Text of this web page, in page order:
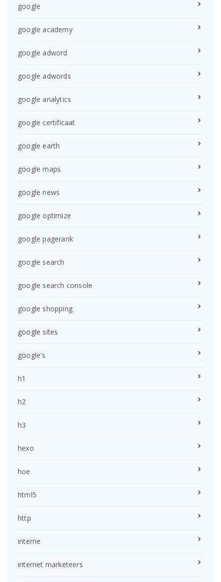
google
google academy
google adword
google adwords
google analytics
google certificaat
google earth
google maps
google news
google optimize
google pagerank
google search
google search console
google shopping
google sites
google's
h1
h2
h3
hexo
hoe
html5
http
interne
internet marketeers